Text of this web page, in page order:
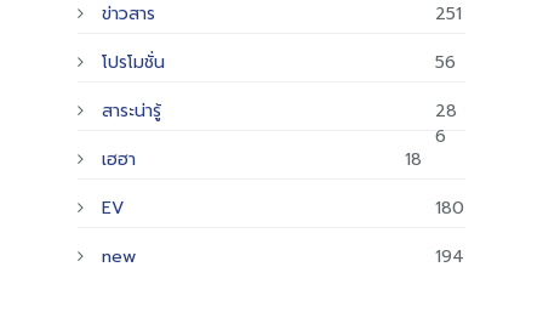
ข่าวสาร
251
โปรโมชั่น
56
สาระน่ารู้
28
6
เฮฮา
18
EV
180
new
194